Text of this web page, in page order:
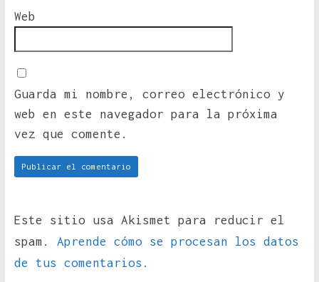
Web
Guarda mi nombre, correo electrónico y
web en este navegador para la próxima
vez que comente.
Este sitio usa Akismet para reducir el
spam. Aprende cómo se procesan los datos
de tus comentarios.